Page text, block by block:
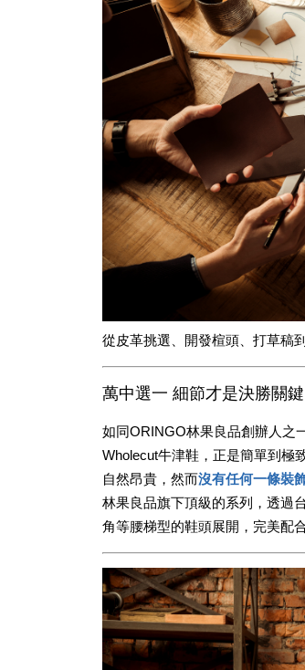
從皮革挑選、開發楦頭、打草稿
萬中選一 細節才是決勝關鍵
如同ORINGO林果良品創辦人之
Wholecut牛津鞋，正是簡單到極
自然昂貴，然而沒有任何一條裝
林果良品旗下頂級的系列，透過
角等腰梯型的鞋頭展開，完美配